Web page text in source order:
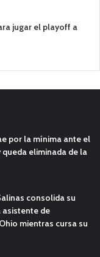
jugar el playoff a
por la mínima ante el
queda eliminada de la
consolida su
asistente de
mientras cursa su